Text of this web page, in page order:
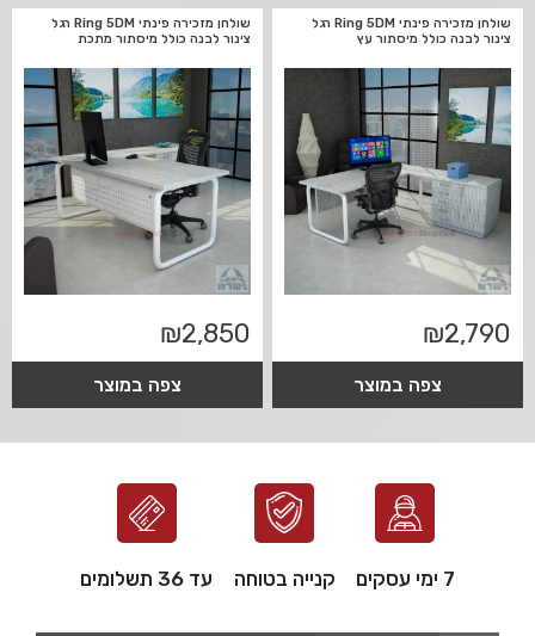
שולחן מזכירה פינתי Ring 5DM רגל
צינור לבנה כולל מיסתור עץ
₪2,790
צפה במוצר
שולחן מזכירה פינתי Ring 5DM רגל
צינור לבנה כולל מיסתור מתכת
₪2,850
צפה במוצר
7 ימי עסקים קנייה בטוחה עד 36 תשלומים